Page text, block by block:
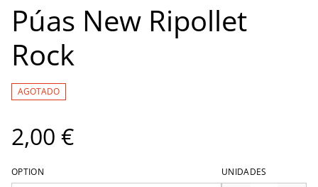
Púas New Ripollet
Rock
AGOTADO
2,00 €
OPTION UNIDADES